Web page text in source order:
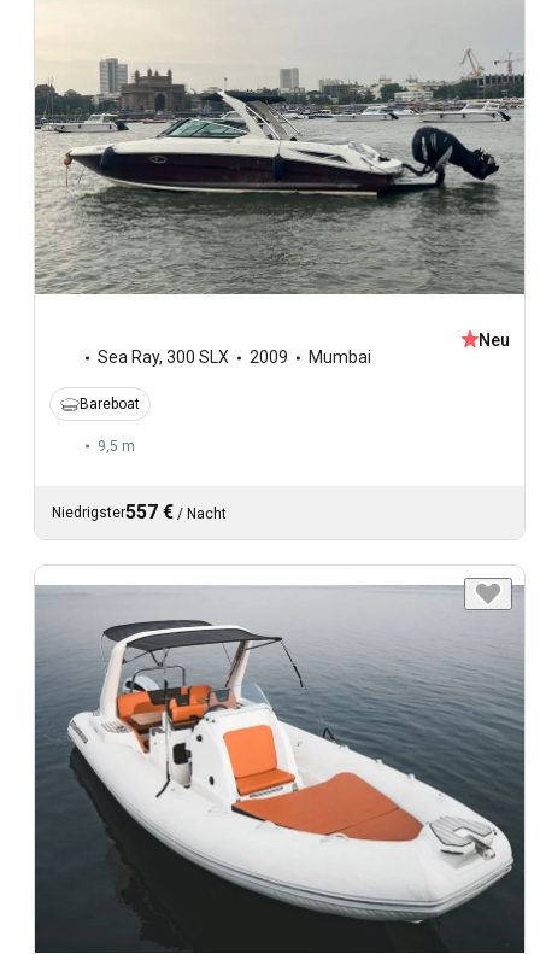
Sea Ray, 300 SLX 2009 Mumbai
Neu
Bareboat
9,5 m
Niedrigster557 € / Nacht